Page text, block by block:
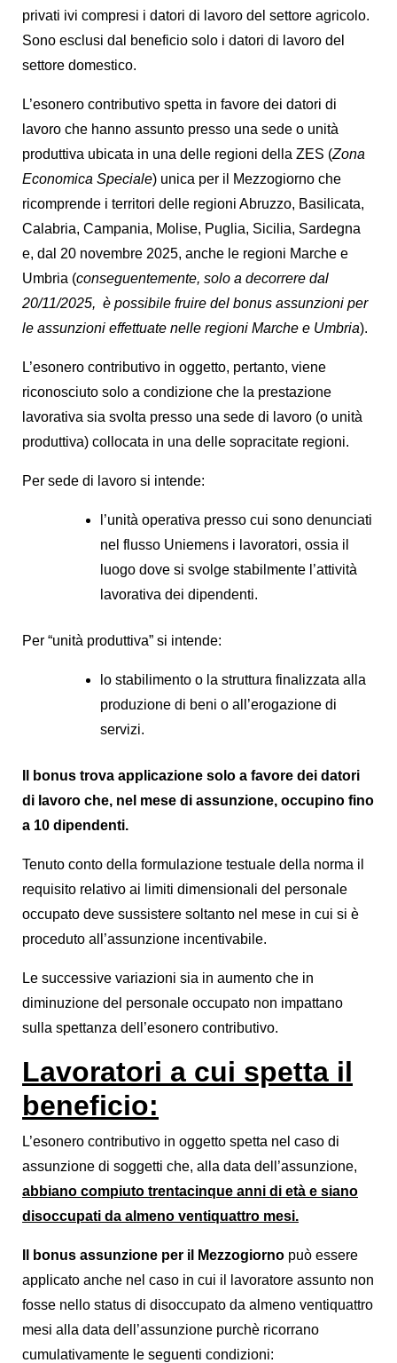
privati ivi compresi i datori di lavoro del settore agricolo.
Sono esclusi dal beneficio solo i datori di lavoro del
settore domestico.
L’esonero contributivo spetta in favore dei datori di
lavoro che hanno assunto presso una sede o unità
produttiva ubicata in una delle regioni della ZES (Zona
Economica Speciale) unica per il Mezzogiorno che
ricomprende i territori delle regioni Abruzzo, Basilicata,
Calabria, Campania, Molise, Puglia, Sicilia, Sardegna
e, dal 20 novembre 2025, anche le regioni Marche e
Umbria (conseguentemente, solo a decorrere dal
20/11/2025, è possibile fruire del bonus assunzioni per
le assunzioni effettuate nelle regioni Marche e Umbria).
L’esonero contributivo in oggetto, pertanto, viene
riconosciuto solo a condizione che la prestazione
lavorativa sia svolta presso una sede di lavoro (o unità
produttiva) collocata in una delle sopracitate regioni.
Per sede di lavoro si intende:
l’unità operativa presso cui sono denunciati
nel flusso Uniemens i lavoratori, ossia il
luogo dove si svolge stabilmente l’attività
lavorativa dei dipendenti.
Per “unità produttiva” si intende:
lo stabilimento o la struttura finalizzata alla
produzione di beni o all’erogazione di
servizi.
Il bonus trova applicazione solo a favore dei datori
di lavoro che, nel mese di assunzione, occupino fino
a 10 dipendenti.
Tenuto conto della formulazione testuale della norma il
requisito relativo ai limiti dimensionali del personale
occupato deve sussistere soltanto nel mese in cui si è
proceduto all’assunzione incentivabile.
Le successive variazioni sia in aumento che in
diminuzione del personale occupato non impattano
sulla spettanza dell’esonero contributivo.
Lavoratori a cui spetta il
beneficio:
L’esonero contributivo in oggetto spetta nel caso di
assunzione di soggetti che, alla data dell’assunzione,
abbiano compiuto trentacinque anni di età e siano
disoccupati da almeno ventiquattro mesi.
Il bonus assunzione per il Mezzogiorno può essere
applicato anche nel caso in cui il lavoratore assunto non
fosse nello status di disoccupato da almeno ventiquattro
mesi alla data dell’assunzione purchè ricorrano
cumulativamente le seguenti condizioni: